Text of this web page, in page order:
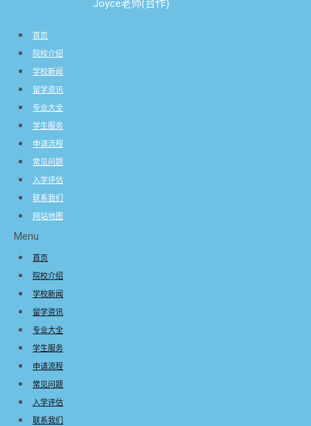
Joyce老师(合作)
首页
院校介绍
学校新闻
留学资讯
专业大全
学生服务
申请流程
常见问题
入学评估
联系我们
网站地图
Menu
首页
院校介绍
学校新闻
留学资讯
专业大全
学生服务
申请流程
常见问题
入学评估
联系我们